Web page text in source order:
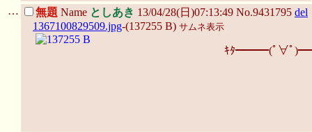
… 無題 Name としあき 13/04/28(日)07:13:49 No.9431795 del
1367100829509.jpg-(137255 B) サムネ表示
ｷﾀ━━━(ﾟ∀ﾟ